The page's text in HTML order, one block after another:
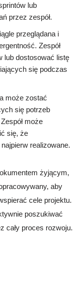
lub
przez zespół.
przeglądana i
Zespół
lub dostosować listę
się podczas
może zostać
się potrzeb
może
się, że
realizowane.
żyjącym,
aby
cele projektu.
poszukiwać
cały proces rozwoju.